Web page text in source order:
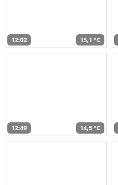
12:02 15,1 °C
12:49 14,5 °C